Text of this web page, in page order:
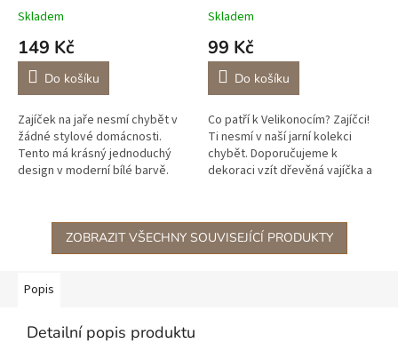
Skladem
149 Kč
Do košíku
Zajíček na jaře nesmí chybět v
žádné stylové domácnosti.
Tento má krásný jednoduchý
design v moderní bílé barvě.
Skladem
99 Kč
Do košíku
Co patří k Velikonocím? Zajíčci!
Ti nesmí v naší jarní kolekci
chybět. Doporučujeme k
dekoraci vzít dřevěná vajíčka a
ZOBRAZIT VŠECHNY SOUVISEJÍCÍ PRODUKTY
Popis
Detailní popis produktu